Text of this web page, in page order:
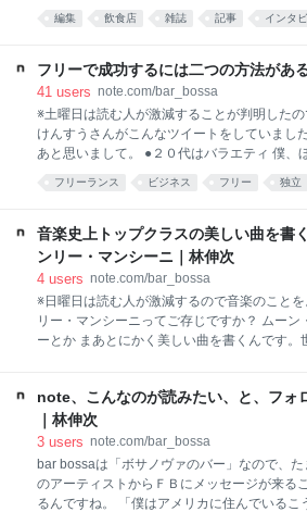
いうのは、おひとり
ライターの方、編集の方、すごくたくさんいま
ね。 ですので、「飲食店の取材をするライタ
たら、取材がスムーズに進みますよ」という
きます。 ①どういう特集やコンセプトの記事
読者層はどのあたりなのか、いつ発売発表さ
なのか、他のお店はどういうお店が掲載されて
か具体的に教えて欲しい。 「あのお店とあの
うちはボルドーワインを紹介しようかな」と
ッパやシングルモルトなんかを紹介しようか
「８月に発表されるんだ。じゃあ涼しそうな
使ったのと
編集 飲食店 雑誌 記事 インタ
フリーで成功するには二つの方法があ
41 users note.com/bar_bossa
※土曜日は読む人が激減することが判明したの
けんすうさんがこんなツイートをしていまし
あと思いまして。 ●２０代はバラエティ 僕、
をやったんですね。レコード屋で働いたり、
たり、ロンドン行ったり、ブラジル行ったり
僕、実は、３０代に何をやったか、ほとんど
とにかくお店が忙しくて、さらにブラジルか
ターネットで売るというビジネスも始めたの
です。 まあでもその３０代の時に「お店って
う？」ってずっと考えて、僕なりに「お店の
います。 ●４０代はオリジナリティ ３０代の
たいなことはやってまし
フリーランス ビジネス フリー 独立
音楽史上トップクラスの美しい曲を書
ンリー・マンシーニ｜林伸次
4 users note.com/bar_bossa
※日曜日は読む人が激減するので音楽のことを
リー・マンシーニってご存じですか？ ムーン
ーとか まあとにかく美しい曲を書くんです。
てしまって、マンシーニのレコードを一生懸
たことがあったんですね。 そしたらですね、
「駄作」があるんです。マンシーニ・ファンの
んでいたらイヤな気持ちになると思うので、
「これ」とは書かないのですが、「ちょっと
とき、新しいスタイルにトライしたとき」に、
note、こんなのが読みたい、と、フォ
｜林伸次
3 users note.com/bar_bossa
bar bossaは「ボサノヴァのバー」なので、た
のアーティストからＦＢにメッセージが来る
るんですね。 「僕はアメリカに住んでいるこ